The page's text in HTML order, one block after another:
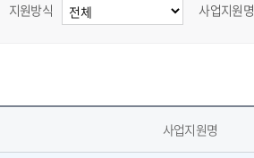
지원방식 사업지원명
사업지원명